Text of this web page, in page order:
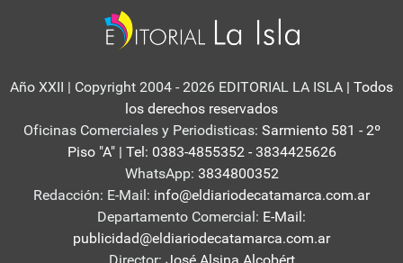
Año XXII | Copyright 2004 - 2026 EDITORIAL LA ISLA | Todos
los derechos reservados
Oficinas Comerciales y Periodisticas: Sarmiento 581 - 2º
Piso "A" | Tel: 0383-4855352 - 3834425626
WhatsApp: 3834800352
Redacción: E-Mail: info@eldiariodecatamarca.com.ar
Departamento Comercial: E-Mail:
publicidad@eldiariodecatamarca.com.ar